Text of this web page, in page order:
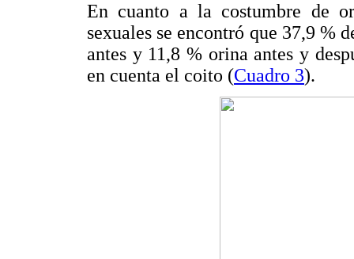
En cuanto a la costumbre de
sexuales se encontró que 37,9 %
antes y 11,8 % orina antes y
en cuenta el coito (Cuadro 3).